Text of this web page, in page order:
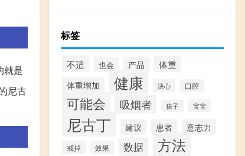
就是
尼古
标签
不适 也会 产品 体重
体重增加 健康 决心 口腔
可能会 吸烟者 孩子 宝宝
尼古丁 建议 患者 意志力
戒掉 效果 数据 方法